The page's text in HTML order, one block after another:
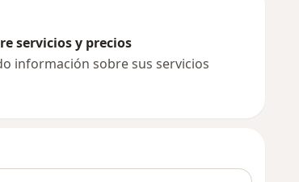
servicios y precios
información sobre sus servicios